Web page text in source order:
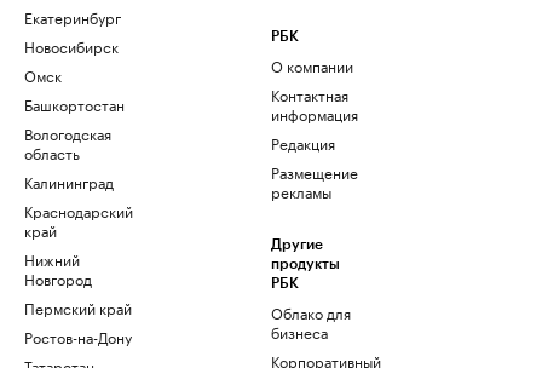
Екатеринбург
Новосибирск
Омск
Башкортостан
Вологодская
область
Калининград
Краснодарский
край
Нижний
Новгород
Пермский край
Ростов-на-Дону
РБК
О компании
Контактная
информация
Редакция
Размещение
рекламы
Другие
продукты
РБК
Облако для
бизнеса
Корпоративный